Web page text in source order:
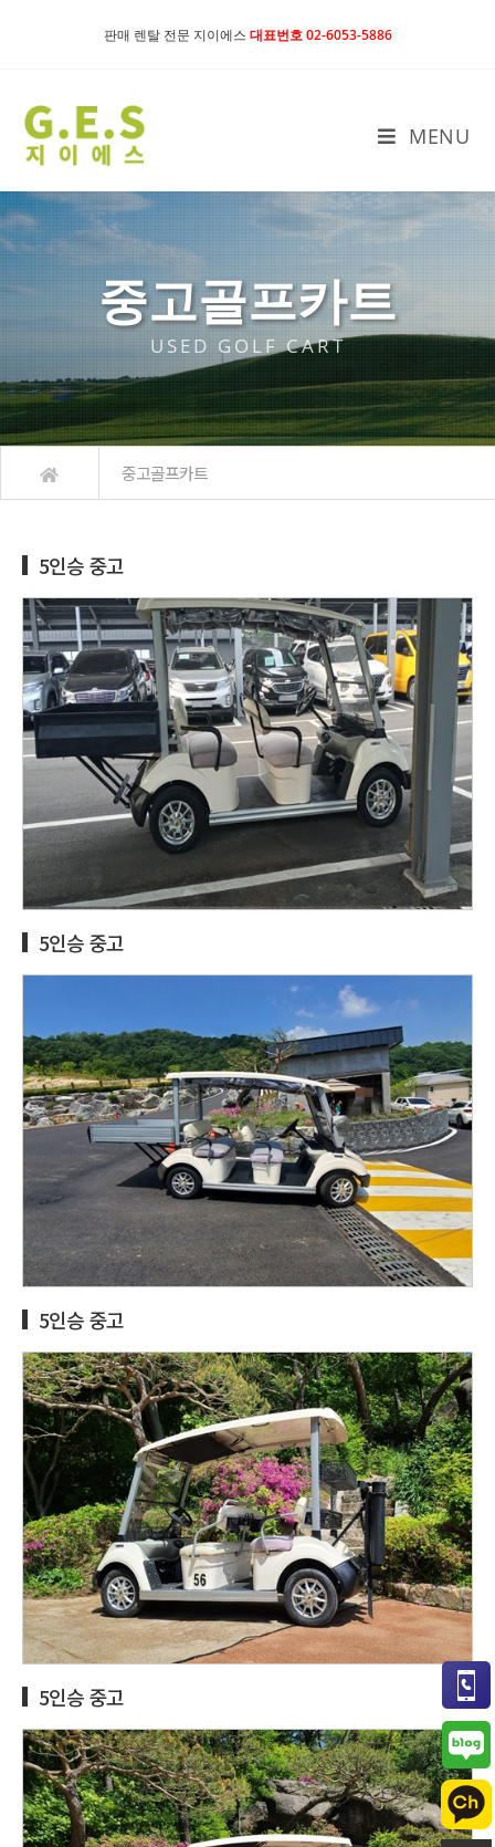
판매 렌탈 전문 지이에스 대표번호 02-6053-5886
MENU
중고골프카트
USED GOLF CART
중고골프카트
5인승 중고
5인승 중고
5인승 중고
5인승 중고